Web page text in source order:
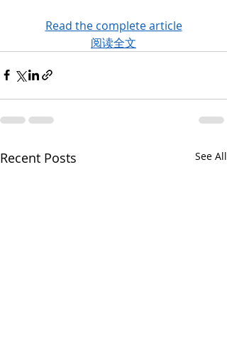
Read the complete article
阅读全文
Recent Posts See All